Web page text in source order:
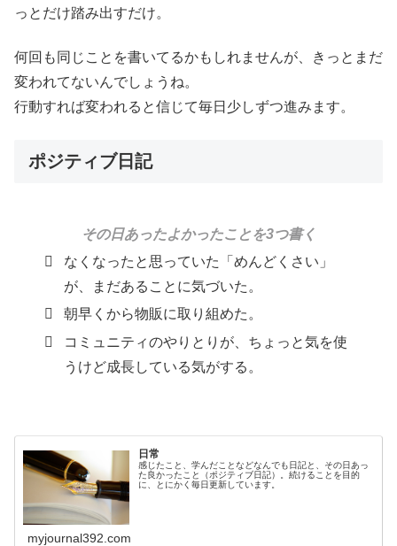
っとだけ踏み出すだけ。
何回も同じことを書いてるかもしれませんが、きっとまだ
変われてないんでしょうね。
行動すれば変われると信じて毎日少しずつ進みます。
ポジティブ日記
その日あったよかったことを3つ書く
なくなったと思っていた「めんどくさい」
が、まだあることに気づいた。
朝早くから物販に取り組めた。
コミュニティのやりとりが、ちょっと気を使
うけど成長している気がする。
日常
感じたこと、学んだことなどなんでも日記と、その日あっ
た良かったこと（ポジティブ日記）。続けることを目的
に、とにかく毎日更新しています。
myjournal392.com